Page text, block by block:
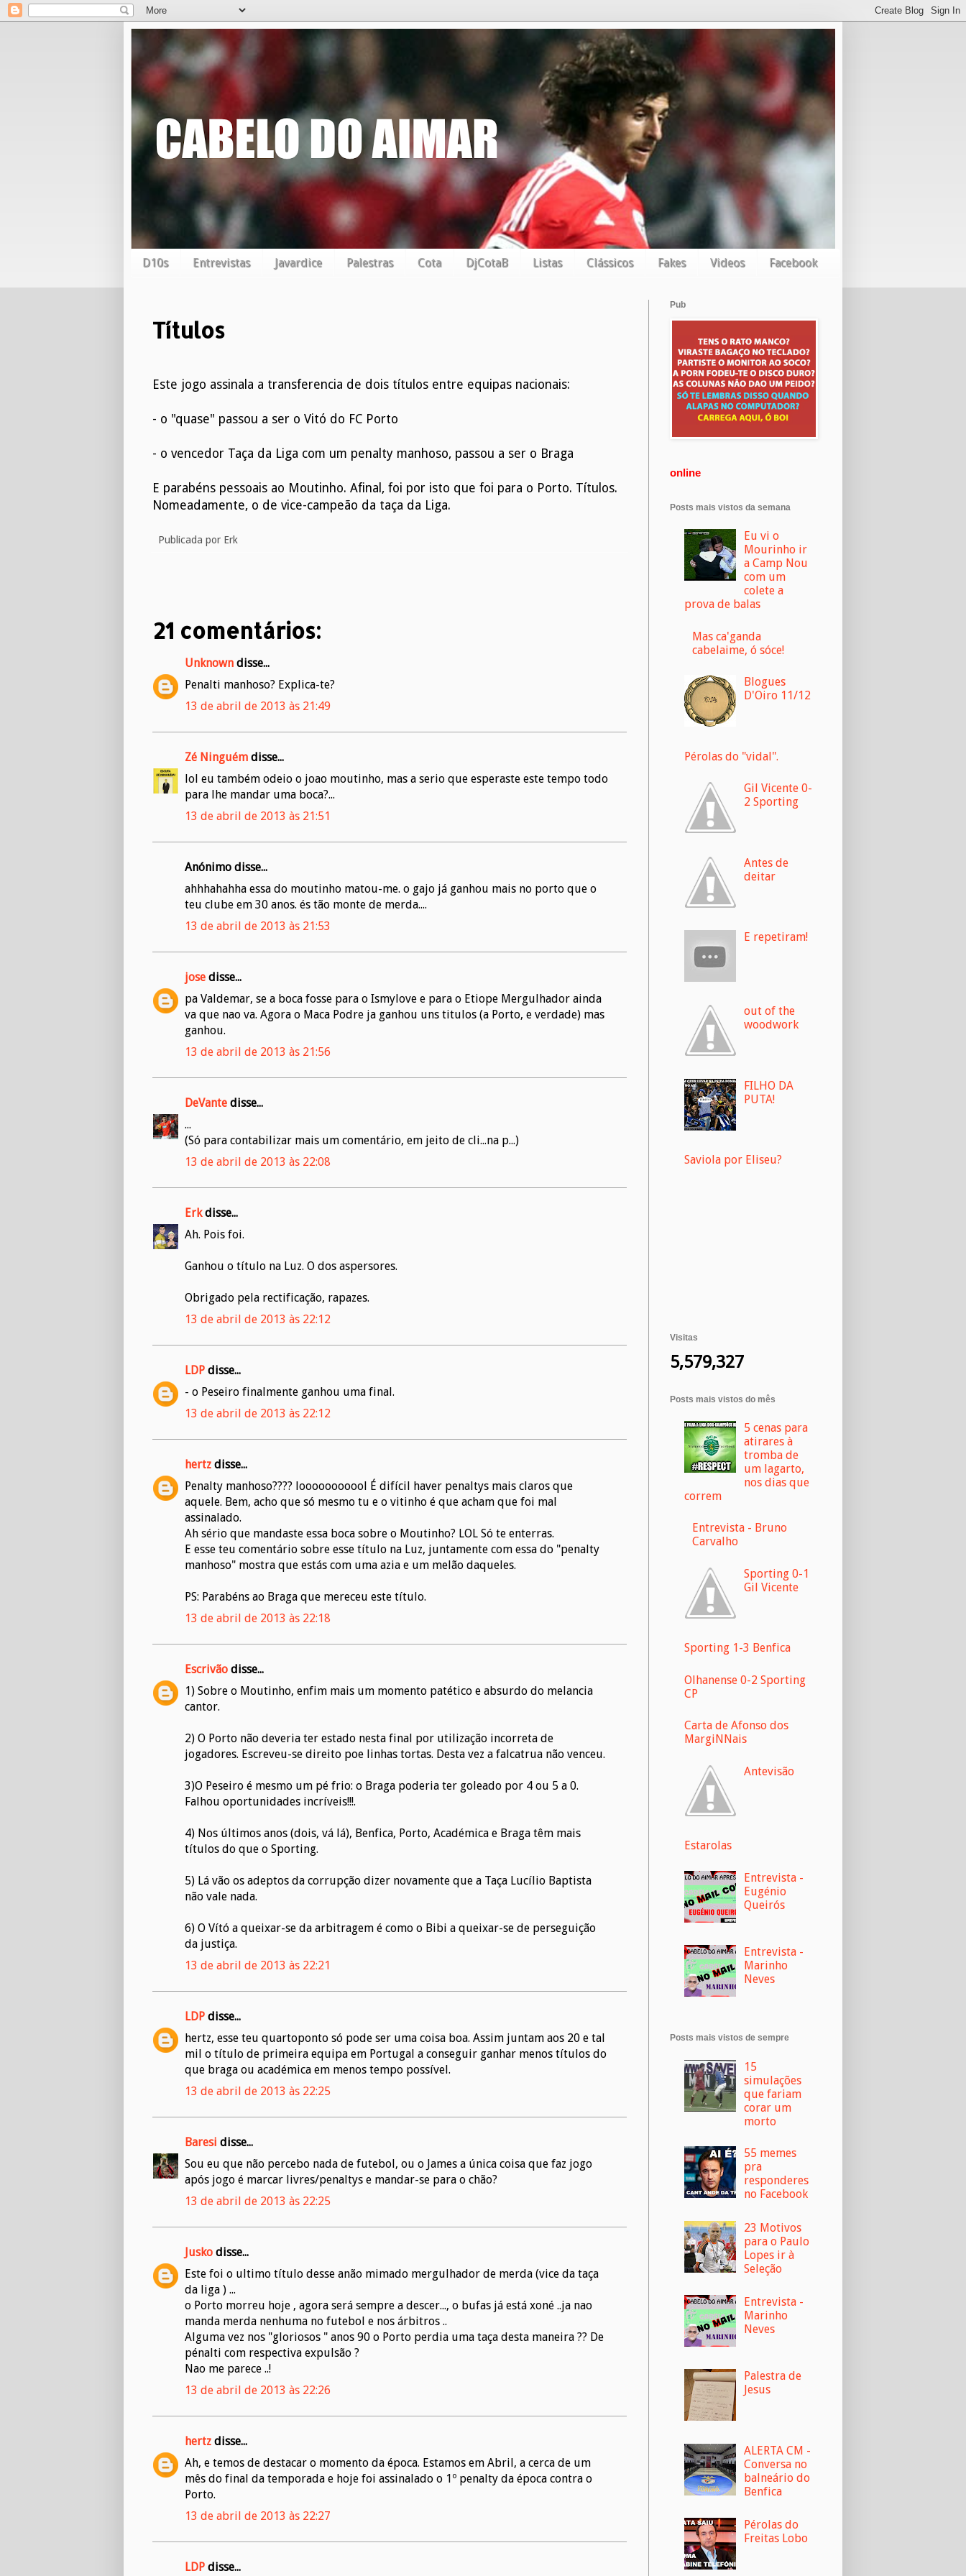
D10s Entrevistas Javardice Palestras Cota DjCotaB Listas Clássicos Fakes Videos Facebook
Títulos
Este jogo assinala a transferencia de dois títulos entre equipas nacionais:
- o "quase" passou a ser o Vitó do FC Porto
- o vencedor Taça da Liga com um penalty manhoso, passou a ser o Braga
E parabéns pessoais ao Moutinho. Afinal, foi por isto que foi para o Porto. Títulos.
Nomeadamente, o de vice-campeão da taça da Liga.
Publicada por Erk
21 comentários:
Unknown disse...
Penalti manhoso? Explica-te?
13 de abril de 2013 às 21:49
Zé Ninguém disse...
lol eu também odeio o joao moutinho, mas a serio que esperaste este tempo todo
para lhe mandar uma boca?...
13 de abril de 2013 às 21:51
Anónimo disse...
ahhhahahha essa do moutinho matou-me. o gajo já ganhou mais no porto que o
teu clube em 30 anos. és tão monte de merda....
13 de abril de 2013 às 21:53
jose disse...
pa Valdemar, se a boca fosse para o Ismylove e para o Etiope Mergulhador ainda
va que nao va. Agora o Maca Podre ja ganhou uns titulos (a Porto, e verdade) mas
ganhou.
13 de abril de 2013 às 21:56
DeVante disse...
...
(Só para contabilizar mais um comentário, em jeito de cli...na p...)
13 de abril de 2013 às 22:08
Erkdisse...
Ah. Pois foi.
Ganhou o título na Luz. O dos aspersores.
Obrigado pela rectificação, rapazes.
13 de abril de 2013 às 22:12
LDP disse...
- o Peseiro finalmente ganhou uma final.
13 de abril de 2013 às 22:12
hertz disse...
Penalty manhoso???? looooooooool É difícil haver penaltys mais claros que
aquele. Bem, acho que só mesmo tu e o vitinho é que acham que foi mal
assinalado.
Ah sério que mandaste essa boca sobre o Moutinho? LOL Só te enterras.
E esse teu comentário sobre esse título na Luz, juntamente com essa do "penalty
manhoso" mostra que estás com uma azia e um melão daqueles.
PS: Parabéns ao Braga que mereceu este título.
13 de abril de 2013 às 22:18
Escrivão disse...
1) Sobre o Moutinho, enfim mais um momento patético e absurdo do melancia
cantor.
2) O Porto não deveria ter estado nesta final por utilização incorreta de
jogadores. Escreveu-se direito poe linhas tortas. Desta vez a falcatrua não venceu.
3)O Peseiro é mesmo um pé frio: o Braga poderia ter goleado por 4 ou 5 a 0.
Falhou oportunidades incríveis!!!.
4) Nos últimos anos (dois, vá lá), Benfica, Porto, Académica e Braga têm mais
títulos do que o Sporting.
5) Lá vão os adeptos da corrupção dizer novamente que a Taça Lucílio Baptista
não vale nada.
6) O Vító a queixar-se da arbitragem é como o Bibi a queixar-se de perseguição
da justiça.
13 de abril de 2013 às 22:21
LDP disse...
hertz, esse teu quartoponto só pode ser uma coisa boa. Assim juntam aos 20 e tal
mil o título de primeira equipa em Portugal a conseguir ganhar menos títulos do
que braga ou académica em menos tempo possível.
13 de abril de 2013 às 22:25
Baresi disse...
Sou eu que não percebo nada de futebol, ou o James a única coisa que faz jogo
após jogo é marcar livres/penaltys e mandar-se para o chão?
13 de abril de 2013 às 22:25
Jusko disse...
Este foi o ultimo título desse anão mimado mergulhador de merda (vice da taça
da liga ) ...
o Porto morreu hoje , agora será sempre a descer..., o bufas já está xoné ..ja nao
manda merda nenhuma no futebol e nos árbitros ..
Alguma vez nos "gloriosos " anos 90 o Porto perdia uma taça desta maneira ?? De
pénalti com respectiva expulsão ?
Nao me parece ..!
13 de abril de 2013 às 22:26
hertz disse...
Ah, e temos de destacar o momento da época. Estamos em Abril, a cerca de um
mês do final da temporada e hoje foi assinalado o 1º penalty da época contra o
Porto.
13 de abril de 2013 às 22:27
LDP disse...
Pub
online
Posts mais vistos da semana
Eu vi o
Mourinho ir
a Camp Nou
com um
colete a
prova de balas
Mas ca'ganda
cabelaime, ó sóce!
Blogues
D'Oiro 11/12
Pérolas do "vidal".
Gil Vicente 0-
2 Sporting
Antes de
deitar
E repetiram!
out of the
woodwork
FILHO DA
PUTA!
Saviola por Eliseu?
Visitas
5,579,327
Posts mais vistos do mês
5 cenas para
atirares à
tromba de
um lagarto,
nos dias que
correm
Entrevista - Bruno
Carvalho
Sporting 0-1
Gil Vicente
Sporting 1-3 Benfica
Olhanense 0-2 Sporting
CP
Carta de Afonso dos
MargiNNais
Antevisão
Estarolas
Entrevista -
Eugénio
Queirós
Entrevista -
Marinho
Neves
Posts mais vistos de sempre
15
simulações
que fariam
corar um
morto
55 memes
pra
responderes
no Facebook
23 Motivos
para o Paulo
Lopes ir à
Seleção
Entrevista -
Marinho
Neves
Palestra de
Jesus
ALERTA CM -
Conversa no
balneário do
Benfica
Pérolas do
Freitas Lobo